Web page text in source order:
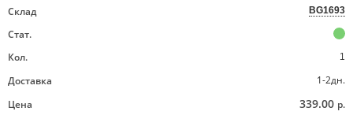
Склад BG1693
Стат.
Кол.
1
Доставка
1-2дн.
Цена
339.00 р.